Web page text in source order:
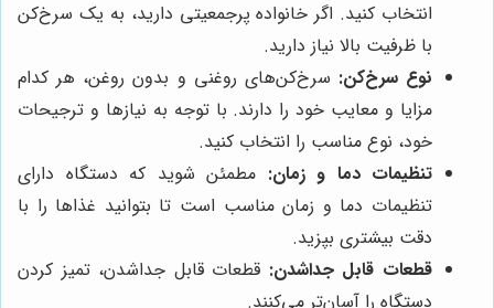
انتخاب کنید. اگر خانواده پرجمعیتی دارید، به یک سرخ‌کن
با ظرفیت بالا نیاز دارید.
نوع سرخ‌کن: سرخ‌کن‌های روغنی و بدون روغن، هر کدام
مزایا و معایب خود را دارند. با توجه به نیازها و ترجیحات
خود، نوع مناسب را انتخاب کنید.
تنظیمات دما و زمان: مطمئن شوید که دستگاه دارای
تنظیمات دما و زمان مناسب است تا بتوانید غذاها را با
دقت بیشتری بپزید.
قطعات قابل جداشدن: قطعات قابل جداشدن، تمیز کردن
دستگاه را آسان‌تر می‌کنند.